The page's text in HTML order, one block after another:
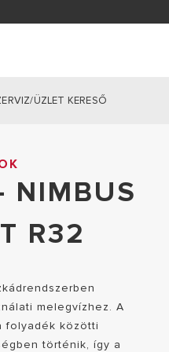
ÜZLET KERESŐ
NIMBUS
R32
melegvízhez. A
folyadék közötti
történik, így a